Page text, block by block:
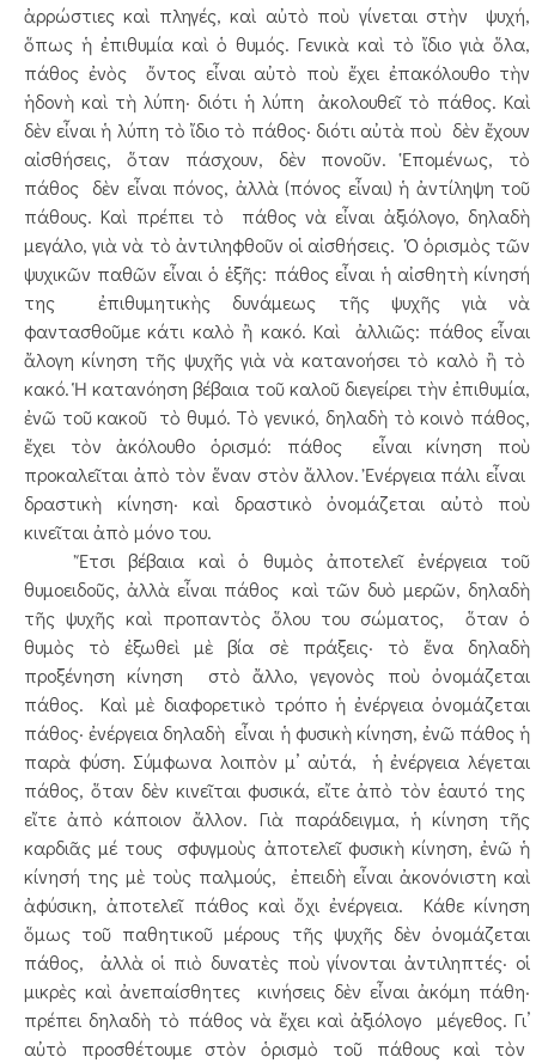
ἀρρώστιες καὶ πληγές, καὶ αὐτὸ ποὺ γίνεται στὴν ψυχή,
ὅπως ἡ ἐπιθυμία καὶ ὁ θυμός. Γενικὰ καὶ τὸ ἴδιο γιὰ ὅλα,
πάθος ἐνὸς ὄντος εἶναι αὐτὸ ποὺ ἔχει ἐπακόλουθο τὴν
ἡδονὴ καὶ τὴ λύπη· διότι ἡ λύπη ἀκολουθεῖ τὸ πάθος. Καὶ
δὲν εἶναι ἡ λύπη τὸ ἴδιο τὸ πάθος· διότι αὐτὰ ποὺ δὲν ἔχουν
αἰσθήσεις, ὅταν πάσχουν, δὲν πονοῦν. Ἑπομένως, τὸ
πάθος δὲν εἶναι πόνος, ἀλλὰ (πόνος εἶναι) ἡ ἀντίληψη τοῦ
πάθους. Καὶ πρέπει τὸ πάθος νὰ εἶναι ἀξιόλογο, δηλαδὴ
μεγάλο, γιὰ νὰ τὸ ἀντιληφθοῦν οἱ αἰσθήσεις. Ὁ ὁρισμὸς τῶν
ψυχικῶν παθῶν εἶναι ὁ ἑξῆς: πάθος εἶναι ἡ αἰσθητὴ κίνησή
της ἐπιθυμητικὴς δυνάμεως τῆς ψυχῆς γιὰ νὰ
φαντασθοῦμε κάτι καλὸ ἢ κακό. Καὶ ἀλλιῶς: πάθος εἶναι
ἄλογη κίνηση τῆς ψυχῆς γιὰ νὰ κατανοήσει τὸ καλὸ ἢ τὸ
κακό. Ἡ κατανόηση βέβαια τοῦ καλοῦ διεγείρει τὴν ἐπιθυμία,
ἐνῶ τοῦ κακοῦ τὸ θυμό. Τὸ γενικό, δηλαδὴ τὸ κοινὸ πάθος,
ἔχει τὸν ἀκόλουθο ὁρισμό: πάθος εἶναι κίνηση ποὺ
προκαλεῖται ἀπὸ τὸν ἕναν στὸν ἄλλον. Ἐνέργεια πάλι εἶναι
δραστικὴ κίνηση· καὶ δραστικὸ ὀνομάζεται αὐτὸ ποὺ
κινεῖται ἀπὸ μόνο του.
Ἔτσι βέβαια καὶ ὁ θυμὸς ἀποτελεῖ ἐνέργεια τοῦ
θυμοειδοῦς, ἀλλὰ εἶναι πάθος καὶ τῶν δυὸ μερῶν, δηλαδὴ
τῆς ψυχῆς καὶ προπαντὸς ὅλου του σώματος, ὅταν ὁ
θυμὸς τὸ ἐξωθεὶ μὲ βία σὲ πράξεις· τὸ ἕνα δηλαδὴ
προξένηση κίνηση στὸ ἄλλο, γεγονὸς ποὺ ὀνομάζεται
πάθος. Καὶ μὲ διαφορετικὸ τρόπο ἡ ἐνέργεια ὀνομάζεται
πάθος· ἐνέργεια δηλαδὴ εἶναι ἡ φυσικὴ κίνηση, ἐνῶ πάθος ἡ
παρὰ φύση. Σύμφωνα λοιπὸν μ’ αὐτά, ἡ ἐνέργεια λέγεται
πάθος, ὅταν δὲν κινεῖται φυσικά, εἴτε ἀπὸ τὸν ἑαυτό της
εἴτε ἀπὸ κάποιον ἄλλον. Γιὰ παράδειγμα, ἡ κίνηση τῆς
καρδιᾶς μέ τους σφυγμοὺς ἀποτελεῖ φυσικὴ κίνηση, ἐνῶ ἡ
κίνησή της μὲ τοὺς παλμούς, ἐπειδὴ εἶναι ἀκονόνιστη καὶ
ἀφύσικη, ἀποτελεῖ πάθος καὶ ὄχι ἐνέργεια. Κάθε κίνηση
ὅμως τοῦ παθητικοῦ μέρους τῆς ψυχῆς δὲν ὀνομάζεται
πάθος, ἀλλὰ οἱ πιὸ δυνατὲς ποὺ γίνονται ἀντιληπτές· οἱ
μικρὲς καὶ ἀνεπαίσθητες κινήσεις δὲν εἶναι ἀκόμη πάθη·
πρέπει δηλαδὴ τὸ πάθος νὰ ἔχει καὶ ἀξιόλογο μέγεθος. Γι’
αὐτὸ προσθέτουμε στὸν ὁρισμὸ τοῦ πάθους καὶ τὸν